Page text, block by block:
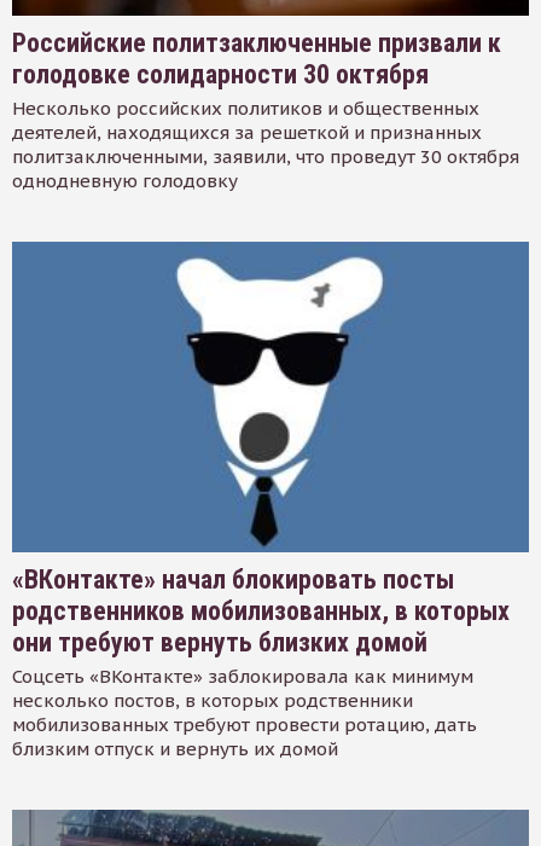
Российские политзаключенные призвали к
голодовке солидарности 30 октября
Несколько российских политиков и общественных
деятелей, находящихся за решеткой и признанных
политзаключенными, заявили, что проведут 30 октября
однодневную голодовку
«ВКонтакте» начал блокировать посты
родственников мобилизованных, в которых
они требуют вернуть близких домой
Соцсеть «ВКонтакте» заблокировала как минимум
несколько постов, в которых родственники
мобилизованных требуют провести ротацию, дать
близким отпуск и вернуть их домой